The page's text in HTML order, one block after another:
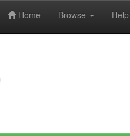
Home Browse Help